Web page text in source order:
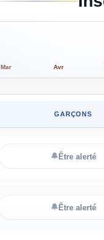
Mar Avr
GARÇONS
🔔Être alerté
🔔Être alerté